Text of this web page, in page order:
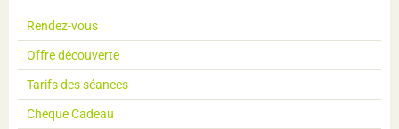
Rendez-vous
Offre découverte
Tarifs des séances
Chèque Cadeau